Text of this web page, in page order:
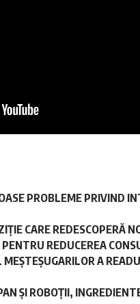
PROBLEME PRIVIND
CARE REDESCOPERĂ
REDUCEREA
A
ȘI ROBOȚII,